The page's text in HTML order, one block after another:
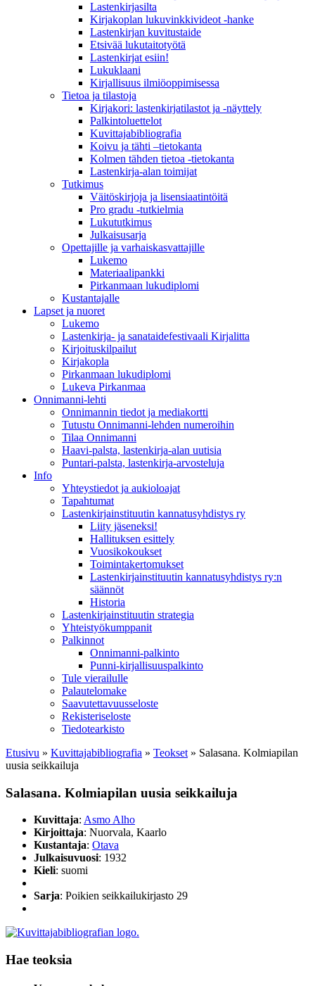
Lastenkirjasilta
Kirjakoplan lukuvinkkivideot -hanke
Lastenkirjan kuvitustaide
Etsivää lukutaitotyötä
Lastenkirjat esiin!
Lukuklaani
Kirjallisuus ilmiöoppimisessa
Tietoa ja tilastoja
Kirjakori: lastenkirjatilastot ja -näyttely
Palkintoluettelot
Kuvittaja­bibliografia
Koivu ja tähti –tietokanta
Kolmen tähden tietoa -tietokanta
Lastenkirja-alan toimijat
Tutkimus
Väitöskirjoja ja lisensiaatintöitä
Pro gradu -tutkielmia
Lukututkimus
Julkaisusarja
Opettajille ja varhaiskasvattajille
Lukemo
Materiaalipankki
Pirkanmaan lukudiplomi
Kustantajalle
Lapset ja nuoret
Lukemo
Lastenkirja- ja sanataidefestivaali Kirjalitta
Kirjoituskilpailut
Kirjakopla
Pirkanmaan lukudiplomi
Lukeva Pirkanmaa
Onnimanni-lehti
Onnimannin tiedot ja mediakortti
Tutustu Onnimanni-lehden numeroihin
Tilaa Onnimanni
Haavi-palsta, lastenkirja-alan uutisia
Puntari-palsta, lastenkirja-arvosteluja
Info
Yhteystiedot ja aukioloajat
Tapahtumat
Lastenkirjainstituutin kannatusyhdistys ry
Liity jäseneksi!
Hallituksen esittely
Vuosikokoukset
Toimintakertomukset
Lastenkirjainstituutin kannatusyhdistys ry:n
säännöt
Historia
Lastenkirjainstituutin strategia
Yhteistyökumppanit
Palkinnot
Onnimanni-palkinto
Punni-kirjallisuuspalkinto
Tule vierailulle
Palautelomake
Saavutettavuusseloste
Rekisteriseloste
Tiedotearkisto
Etusivu » Kuvittaja­bibliografia » Teokset » Salasana. Kolmiapilan
uusia seikkailuja
Salasana. Kolmiapilan uusia seikkailuja
Kuvittaja: Asmo Alho
Kirjoittaja: Nuorvala, Kaarlo
Kustantaja: Otava
Julkaisuvuosi: 1932
Kieli: suomi
Sarja: Poikien seikkailukirjasto 29
Hae teoksia